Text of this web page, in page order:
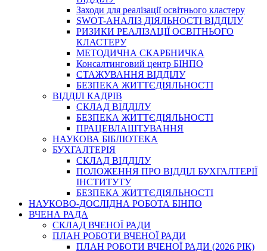
Заходи для реалізації освітнього кластеру
SWOT-АНАЛІЗ ДІЯЛЬНОСТІ ВІДДІЛУ
РИЗИКИ РЕАЛІЗАЦІЇ ОСВІТНЬОГО
КЛАСТЕРУ
МЕТОДИЧНА СКАРБНИЧКА
Консалтинговий центр БІНПО
СТАЖУВАННЯ ВІДДІЛУ
БЕЗПЕКА ЖИТТЄДІЯЛЬНОСТІ
ВІДДІЛ КАДРІВ
СКЛАД ВІДДІЛУ
БЕЗПЕКА ЖИТТЄДІЯЛЬНОСТІ
ПРАЦЕВЛАШТУВАННЯ
НАУКОВА БІБЛІОТЕКА
БУХГАЛТЕРІЯ
СКЛАД ВІДДІЛУ
ПОЛОЖЕННЯ ПРО ВІДДІЛ БУХГАЛТЕРІЇ
ІНСТИТУТУ
БЕЗПЕКА ЖИТТЄДІЯЛЬНОСТІ
НАУКОВО-ДОСЛІДНА РОБОТА БІНПО
ВЧЕНА РАДА
СКЛАД ВЧЕНОЇ РАДИ
ПЛАН РОБОТИ ВЧЕНОЇ РАДИ
ПЛАН РОБОТИ ВЧЕНОЇ РАДИ (2026 РІК)